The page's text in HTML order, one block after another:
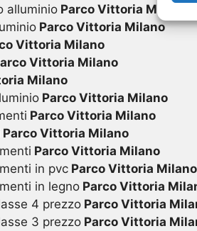
alluminioParco Vittoria Milano
Parco Vittoria Milano
Vittoria Milano
Vittoria Milano
Milano
Parco Vittoria Milano
Parco Vittoria Milano
Parco Vittoria Milano
Parco Vittoria Milano
in pvcParco Vittoria Milano
in legnoParco Vittoria
4 prezzoParco Vittoria
3 prezzoParco Vittoria